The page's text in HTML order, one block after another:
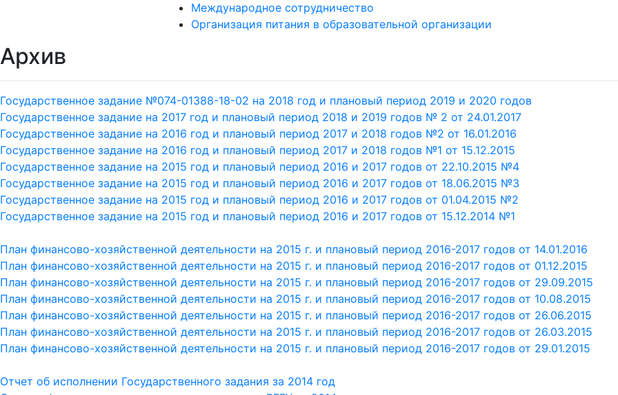
Международное сотрудничество
Организация питания в образовательной организации
Архив
Государственное задание №074-01388-18-02 на 2018 год и плановый период 2019 и 2020 годов
Государственное задание на 2017 год и плановый период 2018 и 2019 годов № 2 от 24.01.2017
Государственное задание на 2016 год и плановый период 2017 и 2018 годов №2 от 16.01.2016
Государственное задание на 2016 год и плановый период 2017 и 2018 годов №1 от 15.12.2015
Государственное задание на 2015 год и плановый период 2016 и 2017 годов от 22.10.2015 №4
Государственное задание на 2015 год и плановый период 2016 и 2017 годов от 18.06.2015 №3
Государственное задание на 2015 год и плановый период 2016 и 2017 годов от 01.04.2015 №2
Государственное задание на 2015 год и плановый период 2016 и 2017 годов от 15.12.2014 №1
План финансово-хозяйственной деятельности на 2015 г. и плановый период 2016-2017 годов от 14.01.2016
План финансово-хозяйственной деятельности на 2015 г. и плановый период 2016-2017 годов от 01.12.2015
План финансово-хозяйственной деятельности на 2015 г. и плановый период 2016-2017 годов от 29.09.2015
План финансово-хозяйственной деятельности на 2015 г. и плановый период 2016-2017 годов от 10.08.2015
План финансово-хозяйственной деятельности на 2015 г. и плановый период 2016-2017 годов от 26.06.2015
План финансово-хозяйственной деятельности на 2015 г. и плановый период 2016-2017 годов от 26.03.2015
План финансово-хозяйственной деятельности на 2015 г. и плановый период 2016-2017 годов от 29.01.2015
Отчет об исполнении Государственного задания за 2014 год